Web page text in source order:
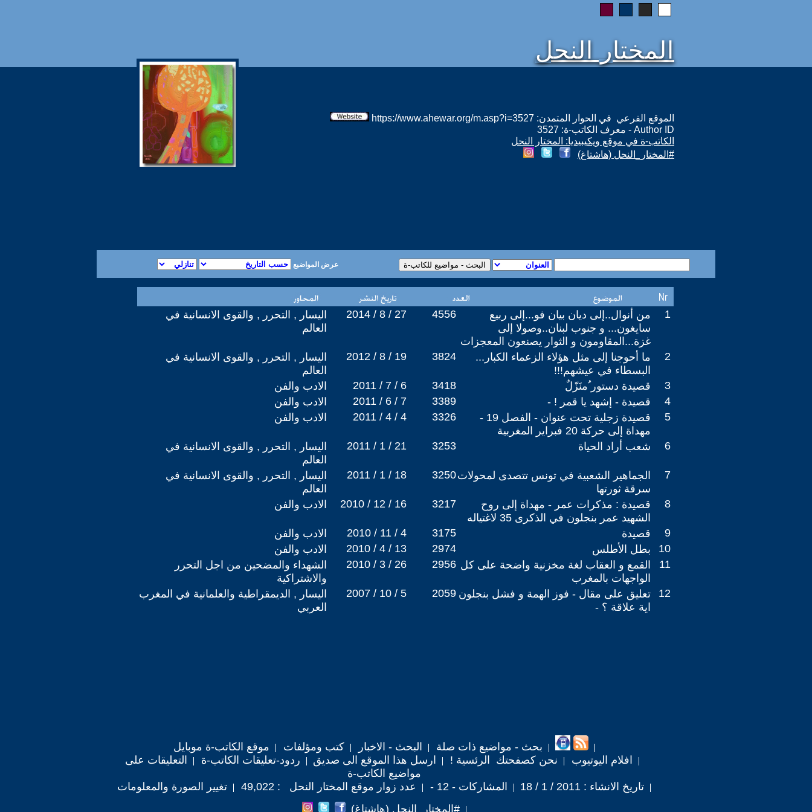
المختار النحل
الموقع الفرعي في الحوار المتمدن: https://www.ahewar.org/m.asp?i=3527
Author ID - معرف الكاتب-ة: 3527
الكاتب-ة في موقع ويكيبيديا: المختار النحل
#المختار_النحل (هاشتاغ)
عرض المواضيع
اليسار , التحرر , والقوى الانسانية في
العالم
2014 / 8 / 27 4556
من أنوال..إلى ديان بيان فو...إلى ربيع
سايغون... و جنوب لبنان..وصولا إلى
غزة...المقاومون و الثوار يصنعون المعجزات
1
اليسار , التحرر , والقوى الانسانية في
العالم
2012 / 8 / 19 3824
ما أحوجنا إلى مثل هؤلاء الزعماء الكبار...
البسطاء في عيشهم!!!
2
الادب والفن 2011 / 7 / 6 3418 قصيدة دستور ُمنَزّلٌ
3
الادب والفن
2011 / 6 / 7 3389 قصيدة - إشهد يا قمر ! -
4
الادب والفن
2011 / 4 / 4 3326
قصيدة زجلية تحت عنوان - الفصل 19 -
مهداة إلى حركة 20 فبراير المغربية
5
اليسار , التحرر , والقوى الانسانية في
العالم
2011 / 1 / 21 3253 شعب أراد الحياة 6
اليسار , التحرر , والقوى الانسانية في
العالم
2011 / 1 / 18 3250الجماهير الشعبية في تونس تتصدى لمحولات
سرقة ثورتها
7
الادب والفن 2010 / 12 / 16 3217
قصيدة : مذكرات عمر - مهداة إلى روح
الشهيد عمر بنجلون في الذكرى 35 لاغتياله
8
الادب والفن 2010 / 11 / 4 3175 قصيدة
9
الادب والفن
2010 / 4 / 13 2974 بطل الأطلس
10
الشهداء والمضحين من اجل التحرر
والاشتراكية
2010 / 3 / 26 2956 القمع و العقاب لغة مخزنية واضحة على كل
الواجهات بالمغرب
11
اليسار , الديمقراطية والعلمانية في المغرب
العربي
2007 / 10 / 5 2059 تعليق على مقال - فوز الهمة و فشل بنجلون
اية علاقة ؟ -
12
بحث - مواضيع ذات صلة البحث - الاخبار كتب ومؤلفات
موقع الكاتب-ة موبايل
افلام اليوتيوب
نحن كصفحتك الرئسية ! ارسل هذا الموقع الى صديق ردود-تعليقات الكاتب-ة
التعليقات على
مواضيع الكاتب-ة
تاريخ الانشاء : 2011 / 1 / 18
المشاركات - 12 - عدد زوار موقع المختار النحل : 49,022
تغيير الصورة والمعلومات
#المختار_النحل (هاشتاغ)